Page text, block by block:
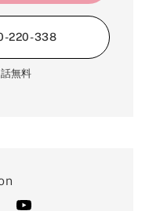
220-338
話無料